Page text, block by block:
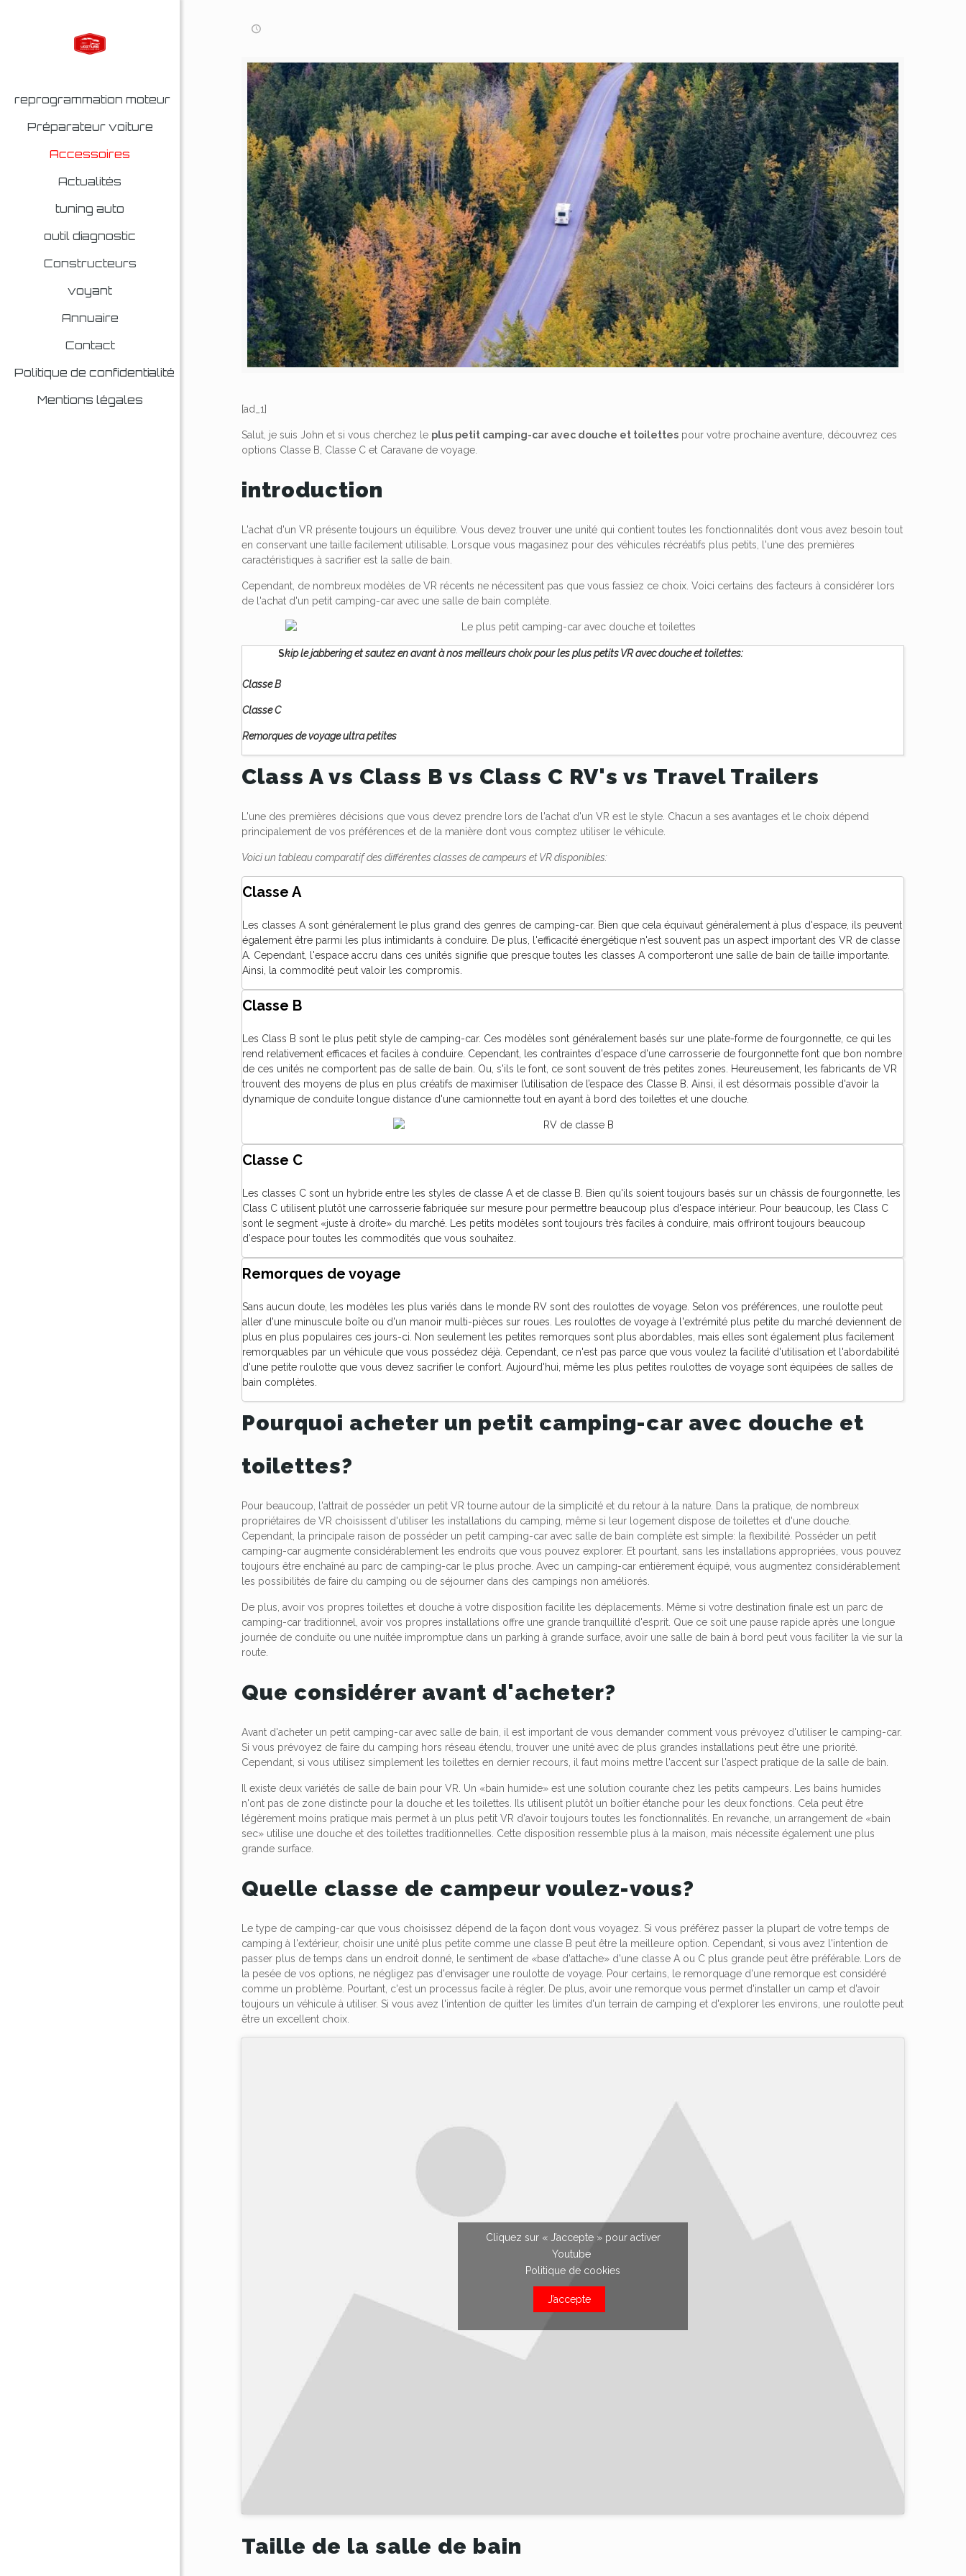
reprogrammation moteur
Préparateur voiture
Accessoires
Actualités
tuning auto
outil diagnostic
Constructeurs
voyant
Annuaire
Contact
Politique de confidentialité
Mentions légales
[ad_1]
Salut, je suis John et si vous cherchez le plus petit camping-car avec douche et toilettes pour votre prochaine aventure, découvrez ces
options Classe B, Classe C et Caravane de voyage.
introduction
L'achat d'un VR présente toujours un équilibre. Vous devez trouver une unité qui contient toutes les fonctionnalités dont vous avez besoin tout
en conservant une taille facilement utilisable. Lorsque vous magasinez pour des véhicules récréatifs plus petits, l'une des premières
caractéristiques à sacrifier est la salle de bain.
Cependant, de nombreux modèles de VR récents ne nécessitent pas que vous fassiez ce choix. Voici certains des facteurs à considérer lors
de l'achat d'un petit camping-car avec une salle de bain complète.
Skip le jabbering et sautez en avant à nos meilleurs choix pour les plus petits VR avec douche et toilettes:
Classe B
Classe C
Remorques de voyage ultra petites
Class A vs Class B vs Class C RV's vs Travel Trailers
L'une des premières décisions que vous devez prendre lors de l'achat d'un VR est le style. Chacun a ses avantages et le choix dépend
principalement de vos préférences et de la manière dont vous comptez utiliser le véhicule.
Voici un tableau comparatif des différentes classes de campeurs et VR disponibles:
Classe A
Les classes A sont généralement le plus grand des genres de camping-car. Bien que cela équivaut généralement à plus d'espace, ils peuvent
également être parmi les plus intimidants à conduire. De plus, l'efficacité énergétique n'est souvent pas un aspect important des VR de classe
A. Cependant, l'espace accru dans ces unités signifie que presque toutes les classes A comporteront une salle de bain de taille importante.
Ainsi, la commodité peut valoir les compromis.
Classe B
Les Class B sont le plus petit style de camping-car. Ces modèles sont généralement basés sur une plate-forme de fourgonnette, ce qui les
rend relativement efficaces et faciles à conduire. Cependant, les contraintes d'espace d'une carrosserie de fourgonnette font que bon nombre
de ces unités ne comportent pas de salle de bain. Ou, s'ils le font, ce sont souvent de très petites zones. Heureusement, les fabricants de VR
trouvent des moyens de plus en plus créatifs de maximiser l’utilisation de l’espace des Classe B. Ainsi, il est désormais possible d'avoir la
dynamique de conduite longue distance d'une camionnette tout en ayant à bord des toilettes et une douche.
Classe C
Les classes C sont un hybride entre les styles de classe A et de classe B. Bien qu'ils soient toujours basés sur un châssis de fourgonnette, les
Class C utilisent plutôt une carrosserie fabriquée sur mesure pour permettre beaucoup plus d'espace intérieur. Pour beaucoup, les Class C
sont le segment «juste à droite» du marché. Les petits modèles sont toujours très faciles à conduire, mais offriront toujours beaucoup
d'espace pour toutes les commodités que vous souhaitez.
Remorques de voyage
Sans aucun doute, les modèles les plus variés dans le monde RV sont des roulottes de voyage. Selon vos préférences, une roulotte peut
aller d'une minuscule boîte ou d'un manoir multi-pièces sur roues. Les roulottes de voyage à l'extrémité plus petite du marché deviennent de
plus en plus populaires ces jours-ci. Non seulement les petites remorques sont plus abordables, mais elles sont également plus facilement
remorquables par un véhicule que vous possédez déjà. Cependant, ce n'est pas parce que vous voulez la facilité d'utilisation et l'abordabilité
d'une petite roulotte que vous devez sacrifier le confort. Aujourd'hui, même les plus petites roulottes de voyage sont équipées de salles de
bain complètes.
Pourquoi acheter un petit camping-car avec douche et
toilettes?
Pour beaucoup, l'attrait de posséder un petit VR tourne autour de la simplicité et du retour à la nature. Dans la pratique, de nombreux
propriétaires de VR choisissent d'utiliser les installations du camping, même si leur logement dispose de toilettes et d'une douche.
Cependant, la principale raison de posséder un petit camping-car avec salle de bain complète est simple: la flexibilité. Posséder un petit
camping-car augmente considérablement les endroits que vous pouvez explorer. Et pourtant, sans les installations appropriées, vous pouvez
toujours être enchaîné au parc de camping-car le plus proche. Avec un camping-car entièrement équipé, vous augmentez considérablement
les possibilités de faire du camping ou de séjourner dans des campings non améliorés.
De plus, avoir vos propres toilettes et douche à votre disposition facilite les déplacements. Même si votre destination finale est un parc de
camping-car traditionnel, avoir vos propres installations offre une grande tranquillité d'esprit. Que ce soit une pause rapide après une longue
journée de conduite ou une nuitée impromptue dans un parking à grande surface, avoir une salle de bain à bord peut vous faciliter la vie sur la
route.
Que considérer avant d'acheter?
Avant d'acheter un petit camping-car avec salle de bain, il est important de vous demander comment vous prévoyez d'utiliser le camping-car.
Si vous prévoyez de faire du camping hors réseau étendu, trouver une unité avec de plus grandes installations peut être une priorité.
Cependant, si vous utilisez simplement les toilettes en dernier recours, il faut moins mettre l'accent sur l'aspect pratique de la salle de bain.
Il existe deux variétés de salle de bain pour VR. Un «bain humide» est une solution courante chez les petits campeurs. Les bains humides
n'ont pas de zone distincte pour la douche et les toilettes. Ils utilisent plutôt un boîtier étanche pour les deux fonctions. Cela peut être
légèrement moins pratique mais permet à un plus petit VR d'avoir toujours toutes les fonctionnalités. En revanche, un arrangement de «bain
sec» utilise une douche et des toilettes traditionnelles. Cette disposition ressemble plus à la maison, mais nécessite également une plus
grande surface.
Quelle classe de campeur voulez-vous?
Le type de camping-car que vous choisissez dépend de la façon dont vous voyagez. Si vous préférez passer la plupart de votre temps de
camping à l'extérieur, choisir une unité plus petite comme une classe B peut être la meilleure option. Cependant, si vous avez l'intention de
passer plus de temps dans un endroit donné, le sentiment de «base d'attache» d'une classe A ou C plus grande peut être préférable. Lors de
la pesée de vos options, ne négligez pas d'envisager une roulotte de voyage. Pour certains, le remorquage d'une remorque est considéré
comme un problème. Pourtant, c'est un processus facile à régler. De plus, avoir une remorque vous permet d'installer un camp et d'avoir
toujours un véhicule à utiliser. Si vous avez l'intention de quitter les limites d'un terrain de camping et d'explorer les environs, une roulotte peut
être un excellent choix.
Cliquez sur « J’accepte » pour activer
Youtube
Politique de cookies
J’accepte
Taille de la salle de bain